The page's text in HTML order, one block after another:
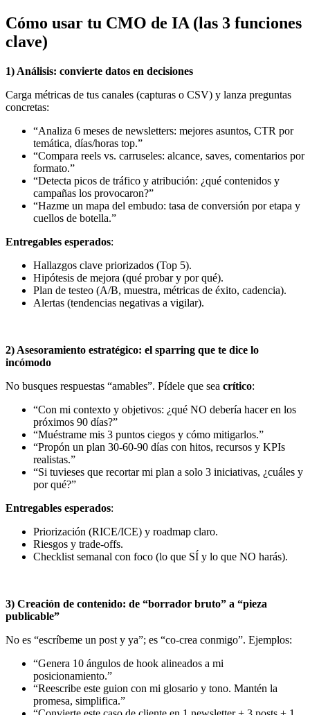
Cómo usar tu CMO de IA (las 3 funciones
clave)
1) Análisis: convierte datos en decisiones
Carga métricas de tus canales (capturas o CSV) y lanza preguntas
concretas:
“Analiza 6 meses de newsletters: mejores asuntos, CTR por
temática, días/horas top.”
“Compara reels vs. carruseles: alcance, saves, comentarios por
formato.”
“Detecta picos de tráfico y atribución: ¿qué contenidos y
campañas los provocaron?”
“Hazme un mapa del embudo: tasa de conversión por etapa y
cuellos de botella.”
Entregables esperados:
Hallazgos clave priorizados (Top 5).
Hipótesis de mejora (qué probar y por qué).
Plan de testeo (A/B, muestra, métricas de éxito, cadencia).
Alertas (tendencias negativas a vigilar).
2) Asesoramiento estratégico: el sparring que te dice lo
incómodo
No busques respuestas “amables”. Pídele que sea crítico:
“Con mi contexto y objetivos: ¿qué NO debería hacer en los
próximos 90 días?”
“Muéstrame mis 3 puntos ciegos y cómo mitigarlos.”
“Propón un plan 30-60-90 días con hitos, recursos y KPIs
realistas.”
“Si tuvieses que recortar mi plan a solo 3 iniciativas, ¿cuáles y
por qué?”
Entregables esperados:
Priorización (RICE/ICE) y roadmap claro.
Riesgos y trade-offs.
Checklist semanal con foco (lo que SÍ y lo que NO harás).
3) Creación de contenido: de “borrador bruto” a “pieza
publicable”
No es “escríbeme un post y ya”; es “co-crea conmigo”. Ejemplos:
“Genera 10 ángulos de hook alineados a mi
posicionamiento.”
“Reescribe este guion con mi glosario y tono. Mantén la
promesa, simplifica.”